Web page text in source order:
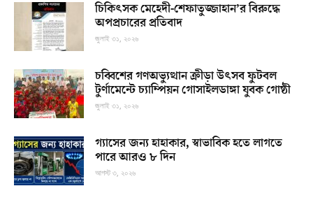
চিকিৎসক মেহেদী-শেফাতুজ্জাহান’র বিরুদ্ধে
অপপ্রচারের প্রতিবাদ
জুলাই ৩১, ২০২৬
চব্বিশের গণঅভ্যুত্থান ক্রীড়া উৎসব ফুটবল
টুর্ণামেন্টে চ্যাম্পিয়ন গোসাইলডাঙ্গা যুবক গোষ্ঠী
জুলাই ৩১, ২০২৬
গ্যাসের জন্য হাহাকার, স্বাভাবিক হতে লাগতে
পারে আরও ৮ দিন
আগস্ট ৩, ২০২৬